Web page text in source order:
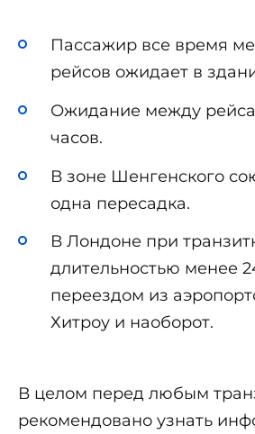
Пассажир все время
рейсов ожидает в
Ожидание между
часов.
В зоне Шенгенского
одна пересадка.
В Лондоне при
длительностью менее
переездом из
Хитроу и наоборот.
В целом перед любым
рекомендовано узнать